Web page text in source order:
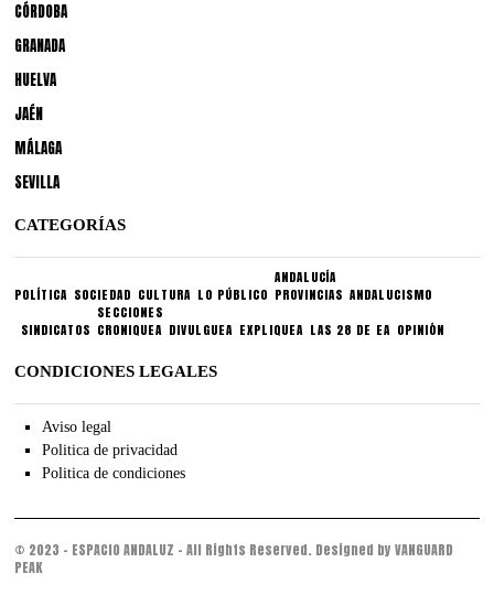
CÓRDOBA
GRANADA
HUELVA
JAÉN
MÁLAGA
SEVILLA
CATEGORÍAS
POLÍTICA SOCIEDAD CULTURA LO PÚBLICO
ANDALUCÍA
PROVINCIAS ANDALUCISMO
SINDICATOS
SECCIONES
CRONIQUEA DIVULGUEA EXPLIQUEA LAS 28 DE EA OPINIÓN
CONDICIONES LEGALES
Aviso legal
Politica de privacidad
Politica de condiciones
© 2023 - ESPACIO ANDALUZ - All Rights Reserved. Designed by VANGUARD
PEAK